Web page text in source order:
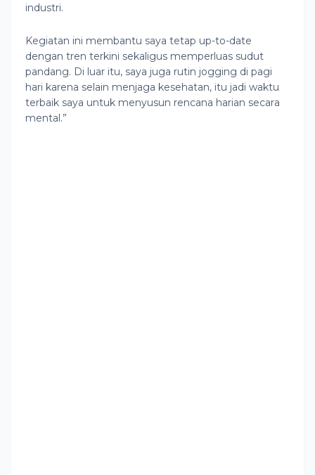
industri.
Kegiatan ini membantu saya tetap up-to-date
dengan tren terkini sekaligus memperluas sudut
pandang. Di luar itu, saya juga rutin jogging di pagi
hari karena selain menjaga kesehatan, itu jadi waktu
terbaik saya untuk menyusun rencana harian secara
mental.”